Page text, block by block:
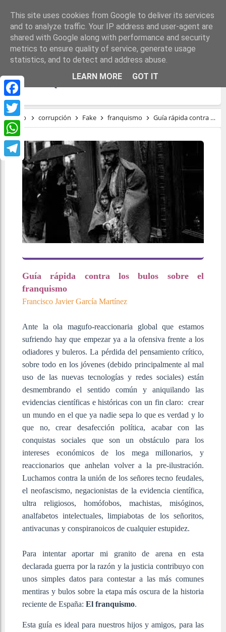
Facebook
Twitter
WhatsApp
Telegram
GUÍA RÁPIDA CONTRA LOS BULOS SOBRE
EL FRANQUISMO
Inicio corrupción Fake franquismo Guía rápida contra los bulos sobre el franquismo
Guía rápida contra los bulos sobre el
franquismo
Francisco Javier García Martínez
Ante la ola magufo-reaccionaria global que estamos
sufriendo hay que empezar ya a la ofensiva frente a los
odiadores y buleros. La pérdida del pensamiento crítico,
sobre todo en los jóvenes (debido principalmente al mal
uso de las nuevas tecnologías y redes sociales) están
desmembrando el sentido común y aniquilando las
evidencias científicas e históricas con un fin claro: crear
un mundo en el que ya nadie sepa lo que es verdad y lo
que no, crear desafección política, acabar con las
conquistas sociales que son un obstáculo para los
intereses económicos de los mega millonarios, y
reaccionarios que anhelan volver a la pre-ilustración.
Luchamos contra la unión de los señores tecno feudales,
el neofascismo, negacionistas de la evidencia científica,
ultra religiosos, homófobos, machistas, misóginos,
analfabetos intelectuales, limpiabotas de los señoritos,
antivacunas y conspiranoicos de cualquier estupidez.
Para intentar aportar mi granito de arena en esta
declarada guerra por la razón y la justicia contribuyo con
unos simples datos para contestar a las más comunes
mentiras y bulos sobre la etapa más oscura de la historia
reciente de España: El franquismo.
Esta guía es ideal para nuestros hijos y amigos, para las
This site uses cookies from Google to deliver its services
and to analyze traffic. Your IP address and user-agent are
shared with Google along with performance and security
metrics to ensure quality of service, generate usage
statistics, and to detect and address abuse.
LEARN MORE
GOT IT